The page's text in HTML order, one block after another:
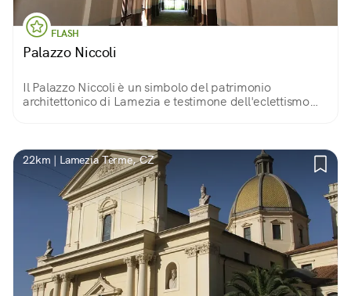
FLASH
Palazzo Niccoli
Il Palazzo Niccoli è un simbolo del patrimonio
architettonico di Lamezia e testimone dell'eclettismo
22km | Lamezia Terme, CZ